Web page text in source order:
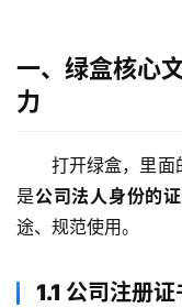
一、绿盒核心
力
打开绿盒，里面
是公司法人身份的
途、规范使用。
1.1 公司注册证